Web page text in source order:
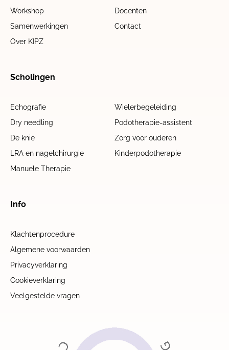
Workshop
Docenten
Samenwerkingen
Contact
Over KIPZ
Scholingen
Echografie
Wielerbegeleiding
Dry needling
Podotherapie-assistent
De knie
Zorg voor ouderen
LRA en nagelchirurgie
Kinderpodotherapie
Manuele Therapie
Info
Klachtenprocedure
Algemene voorwaarden
Privacyverklaring
Cookieverklaring
Veelgestelde vragen